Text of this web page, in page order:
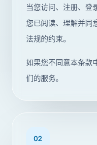
当您访问、注册、登
您已阅读、理解并同
法规的约束。
如果您不同意本条款
们的服务。
02